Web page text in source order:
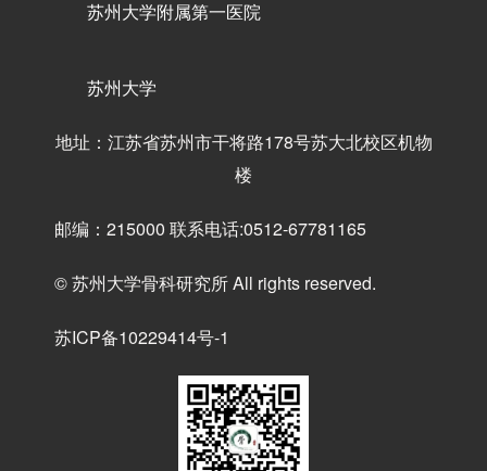
苏州大学附属第一医院
苏州大学
地址：江苏省苏州市干将路178号苏大北校区机物
楼
邮编：215000 联系电话:0512-67781165
© 苏州大学骨科研究所 All rights reserved.
苏ICP备10229414号-1